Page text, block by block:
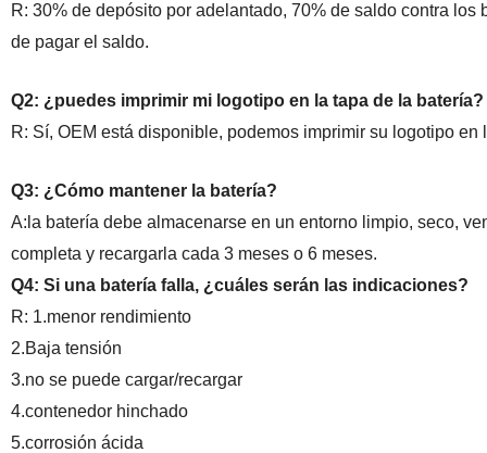
R: 30% de depósito por adelantado, 70% de saldo contra
de pagar el saldo.
Q2: ¿puedes imprimir mi logotipo en la tapa de la batería?
R: Sí, OEM está disponible, podemos imprimir su logotipo
Q3: ¿Cómo mantener la batería?
A:la batería debe almacenarse en un entorno limpio, seco,
completa y recargarla cada 3 meses o 6 meses.
Q4: Si una batería falla, ¿cuáles serán las indicaciones?
R: 1.menor rendimiento
2.Baja tensión
3.no se puede cargar/recargar
4.contenedor hinchado
5.corrosión ácida